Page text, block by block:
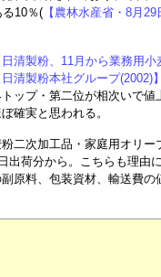
10％( 【農林水産省・8月29
日清製粉、11月から業務用小
日清製粉本社グループ(2002)】
ップ・第二位が相次いで値
確実と思われる。
二次加工品・家庭用オリー
出荷分から。こちらも理由
原料、包装資材、輸送費の